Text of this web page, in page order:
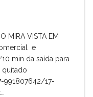
MIRA VISTA EM
e
min da saída para
quitado
991807642/17-